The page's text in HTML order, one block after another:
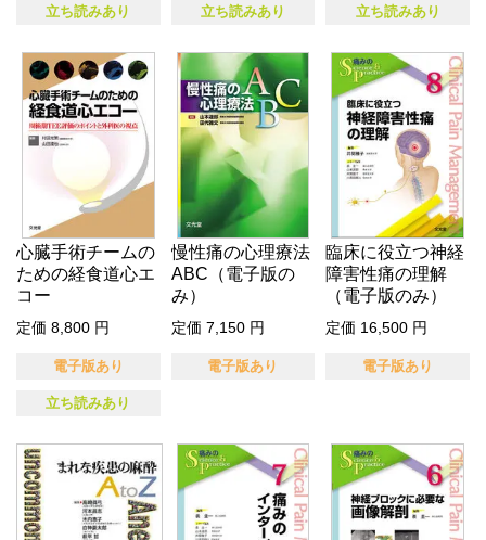
立ち読みあり 立ち読みあり 立ち読みあり
心臓手術チームの
ための経食道心エ
コー
定価 8,800 円
電子版あり
立ち読みあり
慢性痛の心理療法
ABC（電子版の
み）
定価 7,150 円
電子版あり
臨床に役立つ神経
障害性痛の理解
（電子版のみ）
定価 16,500 円
電子版あり